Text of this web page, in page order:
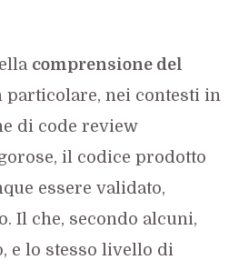
comprensione del
particolare, nei contesti in
di code review
il codice prodotto
essere validato,
Il che, secondo alcuni,
e lo stesso livello di